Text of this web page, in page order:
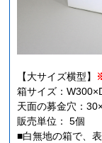
【大サイズ横型】
箱サイズ：
天面の募金穴：
販売単位： 5個
■白無地の箱で、